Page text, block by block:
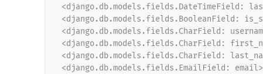
<django.db.models.fields.DateTimeField:
<django.db.models.fields.BooleanField:
<django.db.models.fields.CharField:
<django.db.models.fields.CharField:
<django.db.models.fields.CharField:
<django.db.models.fields.EmailField: